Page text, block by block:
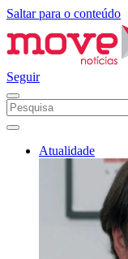
Saltar para o conteúdo
Seguir
Atualidade